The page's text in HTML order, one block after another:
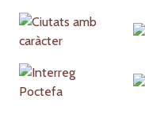
Partners